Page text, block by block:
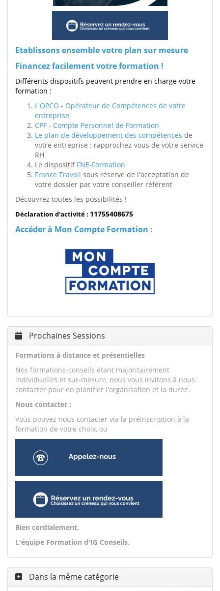
Etablissons ensemble votre plan sur mesure
Financez facilement votre formation !
Différents dispositifs peuvent prendre en charge votre
formation :
L'OPCO - Opérateur de Compétences de votre
entreprise
CPF - Compte Personnel de Formation
Le plan de développement des compétences de
votre entreprise : rapprochez-vous de votre service
RH
Le dispositif FNE-Formation
France Travail sous réserve de l'acceptation de
votre dossier par votre conseiller référent
Découvrez toutes les possibilités !
Déclaration d'activité : 11755408675
Accéder à Mon Compte Formation :
Prochaines Sessions
Formations à distance et présentielles
Nos formations-conseils étant majoritairement
individuelles et sur-mesure, nous vous invitons à nous
contacter pour en planifier l'organisation et la durée.
Nous contacter :
Vous pouvez nous contacter via la préinscription à la
formation de votre choix, ou
Bien cordialement,
L'équipe Formation d'IG Conseils.
Dans la même catégorie